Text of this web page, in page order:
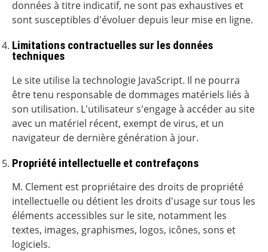
données à titre indicatif, ne sont pas exhaustives et
sont susceptibles d'évoluer depuis leur mise en ligne.
Limitations contractuelles sur les données
techniques
Le site utilise la technologie JavaScript. Il ne pourra
être tenu responsable de dommages matériels liés à
son utilisation. L'utilisateur s'engage à accéder au site
avec un matériel récent, exempt de virus, et un
navigateur de dernière génération à jour.
Propriété intellectuelle et contrefaçons
M. Clement est propriétaire des droits de propriété
intellectuelle ou détient les droits d'usage sur tous les
éléments accessibles sur le site, notamment les
textes, images, graphismes, logos, icônes, sons et
logiciels.